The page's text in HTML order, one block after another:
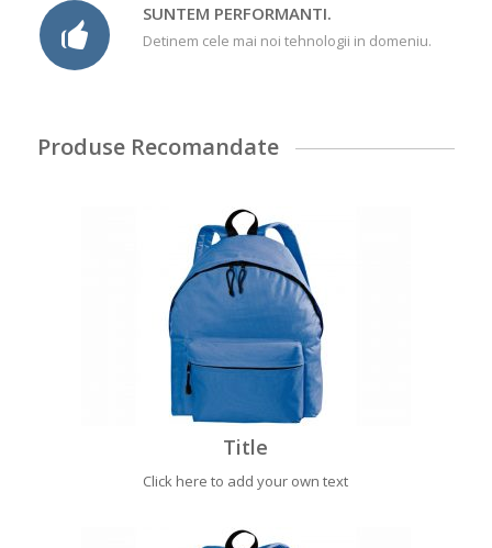
SUNTEM PERFORMANTI.
Detinem cele mai noi tehnologii in domeniu.
Produse Recomandate
Title
Click here to add your own text